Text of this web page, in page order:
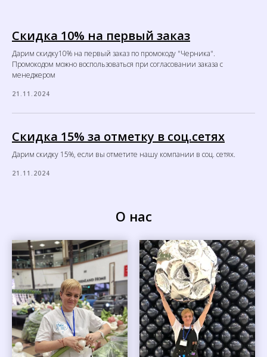
Скидка 10% на первый заказ
Дарим скидку10% на первый заказ по промокоду "Черника".
Промокодом можно воспользоваться при согласовании заказа с
менеджером
21.11.2024
Скидка 15% за отметку в соц.сетях
Дарим скидку 15%, если вы отметите нашу компании в соц. сетях.
21.11.2024
О нас